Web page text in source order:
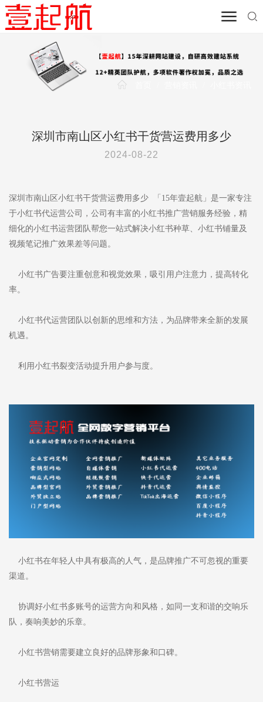
深圳市南山区小红书干货营运费用多少
2024-08-22
深圳市南山区小红书干货营运费用多少 「15年壹起航」是一家专注
于小红书代运营公司，公司有丰富的小红书推广营销服务经验，精
细化的小红书运营团队帮您一站式解决小红书种草、小红书铺量及
视频笔记推广效果差等问题。
小红书广告要注重创意和视觉效果，吸引用户注意力，提高转化
率。
小红书代运营团队以创新的思维和方法，为品牌带来全新的发展
机遇。
利用小红书裂变活动提升用户参与度。
小红书在年轻人中具有极高的人气，是品牌推广不可忽视的重要
渠道。
协调好小红书多账号的运营方向和风格，如同一支和谐的交响乐
队，奏响美妙的乐章。
小红书营销需要建立良好的品牌形象和口碑。
小红书营运